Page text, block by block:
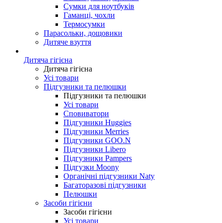
Сумки для ноутбуків
Гаманці, чохли
Термосумки
Парасольки, дощовики
Дитяче взуття
Дитяча гігієна
Дитяча гігієна
Усі товари
Підгузники та пелюшки
Підгузники та пелюшки
Усі товари
Сповиватори
Підгузники Huggies
Підгузники Merries
Підгузники GOO.N
Підгузники Libero
Підгузники Pampers
Підгузки Moony
Органічні підгузники Naty
Багаторазові підгузники
Пелюшки
Засоби гігієни
Засоби гігієни
Усі товари